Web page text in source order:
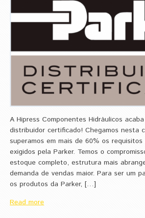
A Hipress Componentes Hidráulicos
distribuidor certificado! Chegamos nesta
superamos em mais de 60% os requisitos
exigidos pela Parker. Temos o
estoque completo, estrutura mais
demanda de vendas maior. Para ser um
os produtos da Parker, […]
Read more